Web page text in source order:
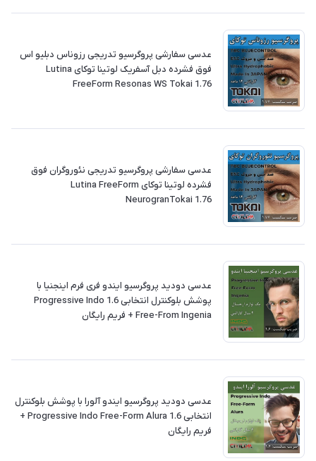
‎عدسی سفارشی پروگرسیو تدریجی رزوناس دبلیو اس
فوق فشرده دبل آسفریک لوتینا توکای Lutina
FreeForm Resonas WS Tokai 1.76
‎عدسی سفارشی پروگرسیو تدریجی نئوروگران فوق
فشرده لوتینا توکای Lutina FreeForm
NeurogranTokai 1.76
عدسی دودید پروگرسیو ایندو فری فرم اینجنیا با
پوشش بلوکنترل انتخابی 1.6 Progressive Indo
Free-From Ingenia + فريم رايگان
عدسی دودید پروگرسیو ایندو آلورا با پوشش بلوکنترل
انتخابی 1.6 Progressive Indo Free-Form Alura +
فريم رايگان